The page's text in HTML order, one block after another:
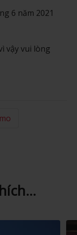
6 năm 2021
vậy vui lòng